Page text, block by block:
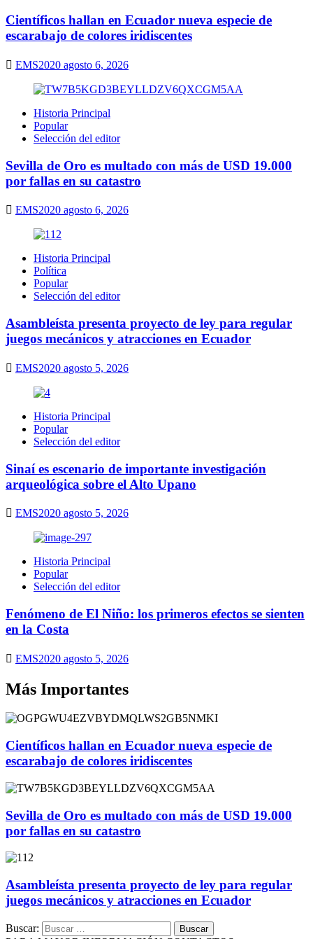
Científicos hallan en Ecuador nueva especie de
escarabajo de colores iridiscentes
EMS2020 agosto 6, 2026
Historia Principal
Popular
Selección del editor
Sevilla de Oro es multado con más de USD 19.000
por fallas en su catastro
EMS2020 agosto 6, 2026
Historia Principal
Política
Popular
Selección del editor
Asambleísta presenta proyecto de ley para regular
juegos mecánicos y atracciones en Ecuador
EMS2020 agosto 5, 2026
Historia Principal
Popular
Selección del editor
Sinaí es escenario de importante investigación
arqueológica sobre el Alto Upano
EMS2020 agosto 5, 2026
Historia Principal
Popular
Selección del editor
Fenómeno de El Niño: los primeros efectos se sienten
en la Costa
EMS2020 agosto 5, 2026
Más Importantes
Científicos hallan en Ecuador nueva especie de
escarabajo de colores iridiscentes
Sevilla de Oro es multado con más de USD 19.000
por fallas en su catastro
Asambleísta presenta proyecto de ley para regular
juegos mecánicos y atracciones en Ecuador
Buscar: